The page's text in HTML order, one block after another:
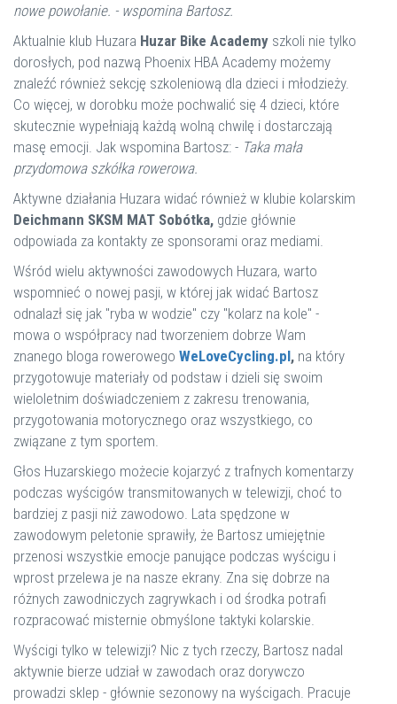
nowe powołanie. - wspomina Bartosz.
Aktualnie klub Huzara Huzar Bike Academy szkoli nie tylko
dorosłych, pod nazwą Phoenix HBA Academy możemy
znaleźć również sekcję szkoleniową dla dzieci i młodzieży.
Co więcej, w dorobku może pochwalić się 4 dzieci, które
skutecznie wypełniają każdą wolną chwilę i dostarczają
masę emocji. Jak wspomina Bartosz: - Taka mała
przydomowa szkółka rowerowa.
Aktywne działania Huzara widać również w klubie kolarskim
Deichmann SKSM MAT Sobótka, gdzie głównie
odpowiada za kontakty ze sponsorami oraz mediami.
Wśród wielu aktywności zawodowych Huzara, warto
wspomnieć o nowej pasji, w której jak widać Bartosz
odnalazł się jak "ryba w wodzie" czy "kolarz na kole" -
mowa o współpracy nad tworzeniem dobrze Wam
znanego bloga rowerowego WeLoveCycling.pl, na który
przygotowuje materiały od podstaw i dzieli się swoim
wieloletnim doświadczeniem z zakresu trenowania,
przygotowania motorycznego oraz wszystkiego, co
związane z tym sportem.
Głos Huzarskiego możecie kojarzyć z trafnych komentarzy
podczas wyścigów transmitowanych w telewizji, choć to
bardziej z pasji niż zawodowo. Lata spędzone w
zawodowym peletonie sprawiły, że Bartosz umiejętnie
przenosi wszystkie emocje panujące podczas wyścigu i
wprost przelewa je na nasze ekrany. Zna się dobrze na
różnych zawodniczych zagrywkach i od środka potrafi
rozpracować misternie obmyślone taktyki kolarskie.
Wyścigi tylko w telewizji? Nic z tych rzeczy, Bartosz nadal
aktywnie bierze udział w zawodach oraz dorywczo
prowadzi sklep - głównie sezonowy na wyścigach. Pracuje